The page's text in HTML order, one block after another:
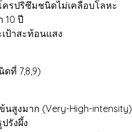
ครปริซึมชนิดไม่เคลือบโลหะ
10 ปี
ป้าสะท้อนแสง
ที่ 7,8,9)
สูงมาก (Very-High-intensity)
รังผึ้ง